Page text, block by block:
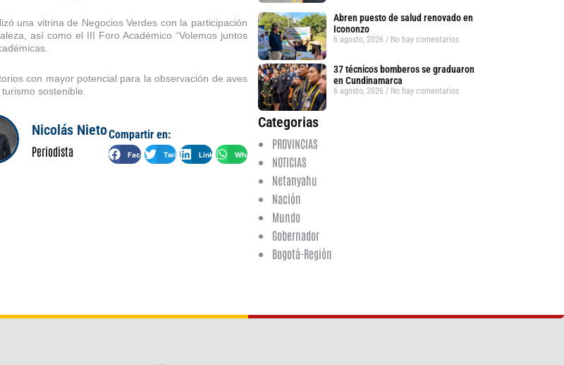
una vitrina de Negocios Verdes con la participación
así como el III Foro Académico “Volemos juntos
con mayor potencial para la observación de aves
sostenible.
Nicolás Nieto
Periodista
Compartir en:
Facebook Twitter LinkedIn WhatsApp
Abren puesto de salud renovado en
Icononzo
6 agosto, 2026 No hay comentarios
37 técnicos bomberos se graduaron
en Cundinamarca
6 agosto, 2026 No hay comentarios
Categorias
PROVINCIAS
NOTICIAS
Netanyahu
Nación
Mundo
Gobernador
Bogotá-Región